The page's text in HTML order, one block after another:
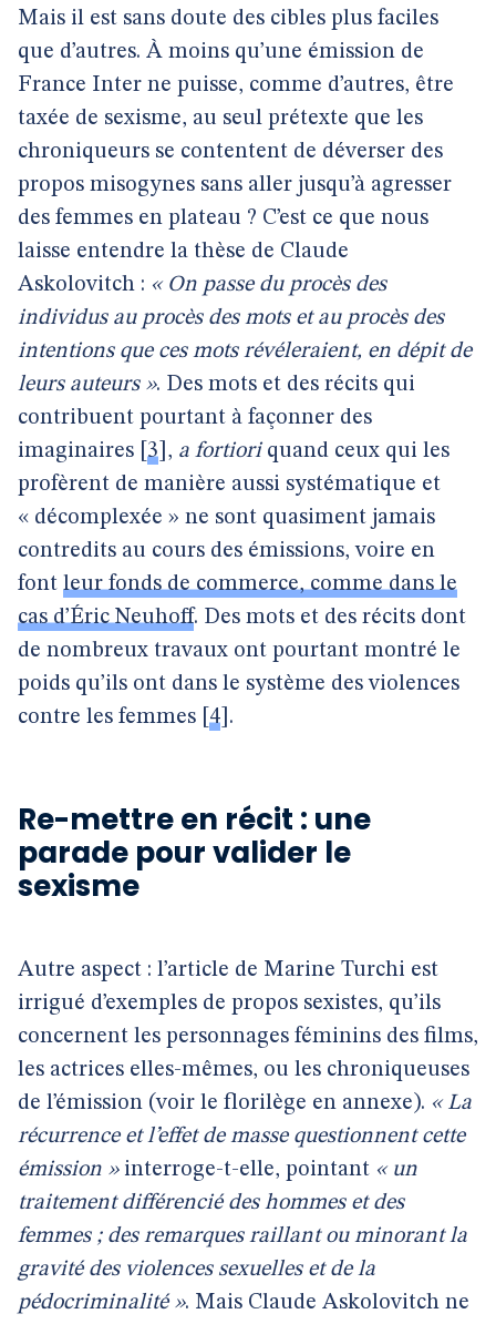
Mais il est sans doute des cibles plus faciles
que d’autres. À moins qu’une émission de
France Inter ne puisse, comme d’autres, être
taxée de sexisme, au seul prétexte que les
chroniqueurs se contentent de déverser des
propos misogynes sans aller jusqu’à agresser
des femmes en plateau ? C’est ce que nous
laisse entendre la thèse de Claude
Askolovitch : « On passe du procès des
individus au procès des mots et au procès des
intentions que ces mots révéleraient, en dépit de
leurs auteurs ». Des mots et des récits qui
contribuent pourtant à façonner des
imaginaires 3 , a fortioriquand ceux qui les
profèrent de manière aussi systématique et
« décomplexée » ne sont quasiment jamais
contredits au cours des émissions, voire en
font leur fonds de commerce, comme dans le
cas d’Éric Neuhoff. Des mots et des récits dont
de nombreux travaux ont pourtant montré le
poids qu’ils ont dans le système des violences
contre les femmes 4 .
Re-mettre en récit : une
parade pour valider le
sexisme
Autre aspect : l’article de Marine Turchi est
irrigué d’exemples de propos sexistes, qu’ils
concernent les personnages féminins des films,
les actrices elles-mêmes, ou les chroniqueuses
de l’émission (voir le florilège en annexe). « La
récurrence et l’effet de masse questionnent cette
émission »interroge-t-elle, pointant « un
traitement différencié des hommes et des
femmes ; des remarques raillant ou minorant la
gravité des violences sexuelles et de la
pédocriminalité ». Mais Claude Askolovitch ne